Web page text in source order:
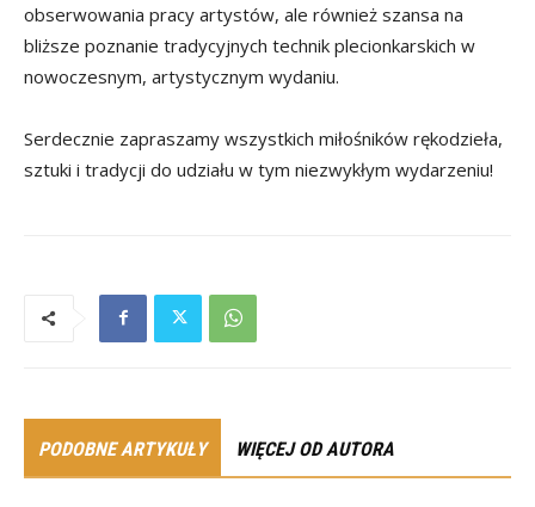
obserwowania pracy artystów, ale również szansa na
bliższe poznanie tradycyjnych technik plecionkarskich w
nowoczesnym, artystycznym wydaniu.
Serdecznie zapraszamy wszystkich miłośników rękodzieła,
sztuki i tradycji do udziału w tym niezwykłym wydarzeniu!
PODOBNE ARTYKUŁY WIĘCEJ OD AUTORA